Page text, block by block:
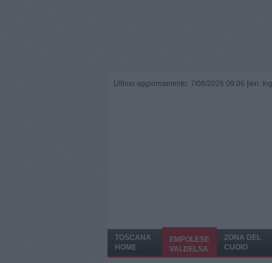
Ultimo aggiornamento: 7/08/2026 09:06 | ieri:
TOSCANA
HOME
EMPOLESE
VALDELSA
ZONA DEL
CUOIO